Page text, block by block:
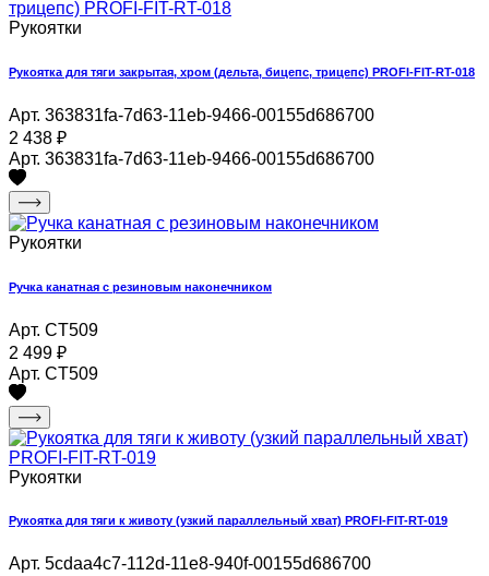
Рукоятки
Рукоятка для тяги закрытая, хром (дельта, бицепс, трицепс) PROFI-FIT-RT-018
Арт. 363831fa-7d63-11eb-9466-00155d686700
2 438 ₽
Арт. 363831fa-7d63-11eb-9466-00155d686700
Рукоятки
Ручка канатная с резиновым наконечником
Арт. CT509
2 499 ₽
Арт. CT509
Рукоятки
Рукоятка для тяги к животу (узкий параллельный хват) PROFI-FIT-RT-019
Арт. 5cdaa4c7-112d-11e8-940f-00155d686700